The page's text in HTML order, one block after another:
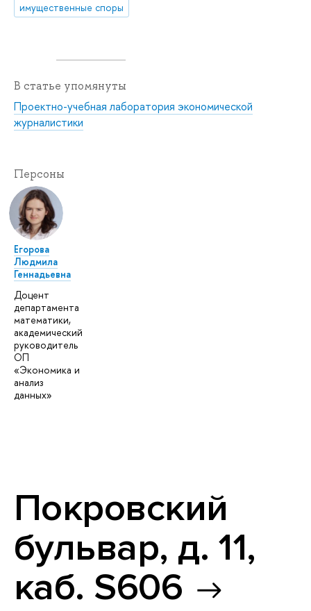
имущественные споры
В статье упомянуты
Проектно-учебная лаборатория экономической
журналистики
Персоны
Егорова
Людмила
Геннадьевна
Доцент
департамента
математики,
академический
руководитель
ОП
«Экономика и
анализ
данных»
Покровский
бульвар, д. 11,
каб. S606